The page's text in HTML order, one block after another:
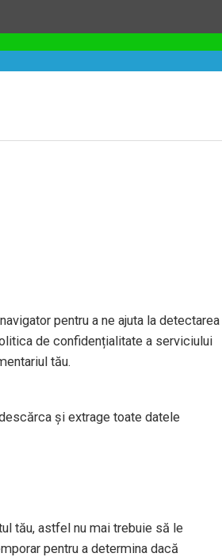
pentru a ne ajuta la detectarea
de confidențialitate a serviciului
tău.
și extrage toate datele
tău, astfel nu mai trebuie să le
pentru a determina dacă